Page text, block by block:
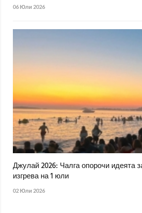
06 Юли 2026
Джулай 2026: Чалга опорочи идеята
изгрева на 1 юли
02 Юли 2026